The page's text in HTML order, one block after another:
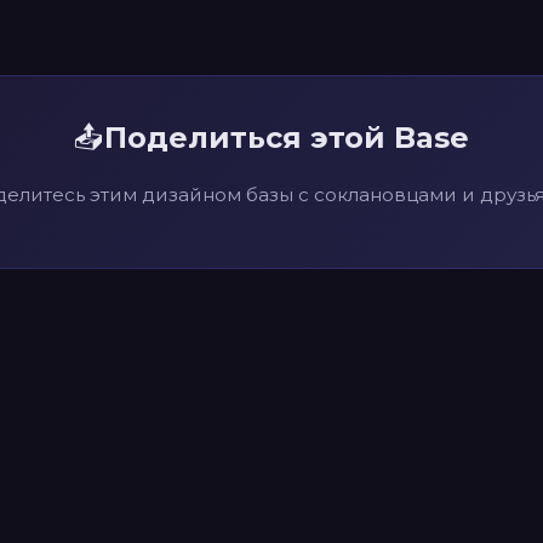
📤Поделиться этой Base
этим дизайном базы с соклановцами и